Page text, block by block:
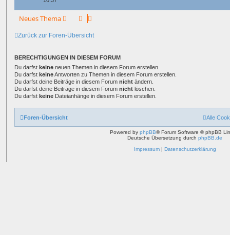
Neues Thema
Zurück zur Foren-Übersicht
BERECHTIGUNGEN IN DIESEM FORUM
Du darfst keine neuen Themen in diesem Forum erstellen.
Du darfst keineAntworten zu Themen in diesem Forum erstellen.
Du darfst deine Beiträge in diesem Forum nicht ändern.
Du darfst deine Beiträge in diesem Forum nicht löschen.
Du darfst keine Dateianhänge in diesem Forum erstellen.
Foren-Übersicht Alle
Powered by phpBB® Forum Software © phpBB
Deutsche Übersetzung durch phpBB.de
Impressum| Datenschutzerklärung